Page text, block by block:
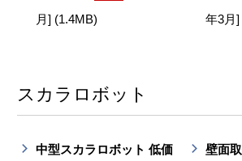
月] (1.4MB)
年3月
スカラロボット
中型スカラロボット 低価
壁面